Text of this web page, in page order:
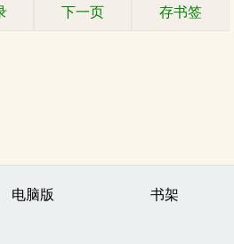
下一页 存书签
电脑版 书架